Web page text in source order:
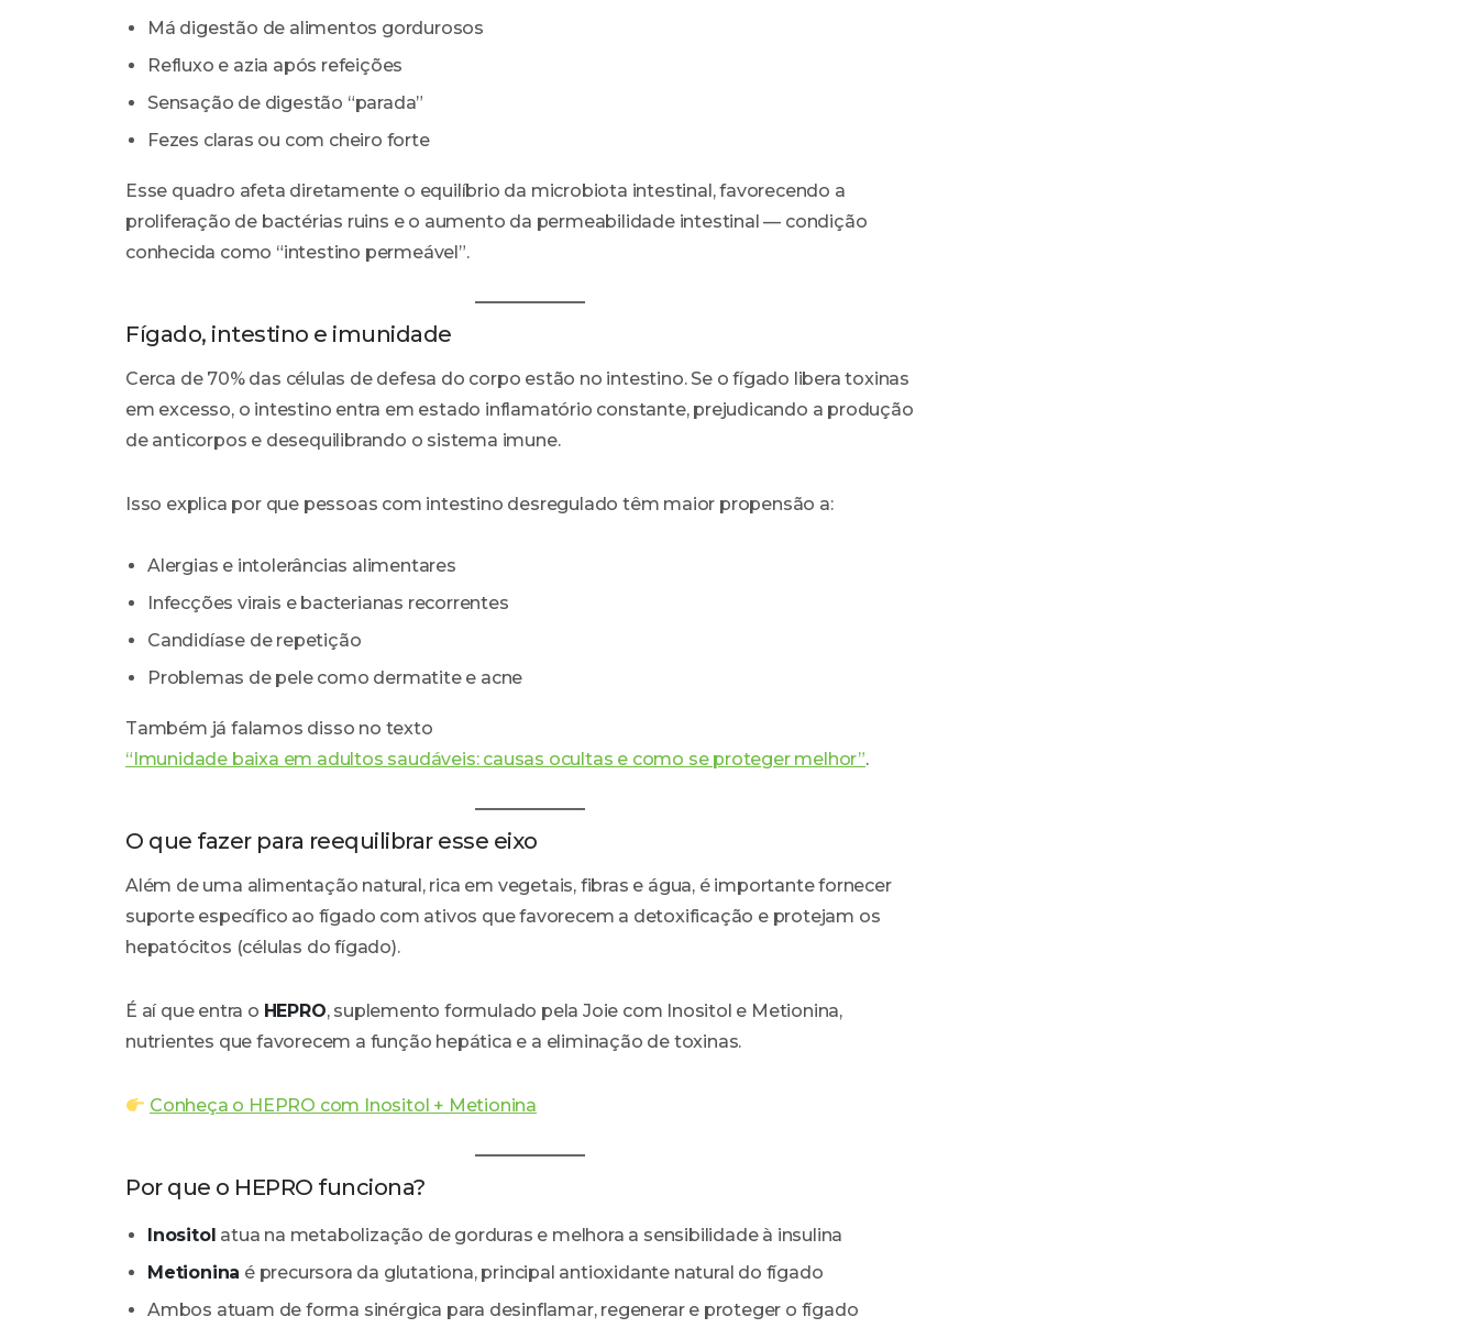
Má digestão de alimentos gordurosos
Refluxo e azia após refeições
Sensação de digestão “parada”
Fezes claras ou com cheiro forte
Esse quadro afeta diretamente o equilíbrio da microbiota intestinal, favorecendo a
proliferação de bactérias ruins e o aumento da permeabilidade intestinal — condição
conhecida como “intestino permeável”.
Fígado, intestino e imunidade
Cerca de 70% das células de defesa do corpo estão no intestino. Se o fígado libera toxinas
em excesso, o intestino entra em estado inflamatório constante, prejudicando a produção
de anticorpos e desequilibrando o sistema imune.
Isso explica por que pessoas com intestino desregulado têm maior propensão a:
Alergias e intolerâncias alimentares
Infecções virais e bacterianas recorrentes
Candidíase de repetição
Problemas de pele como dermatite e acne
Também já falamos disso no texto
“Imunidade baixa em adultos saudáveis: causas ocultas e como se proteger melhor”.
O que fazer para reequilibrar esse eixo
Além de uma alimentação natural, rica em vegetais, fibras e água, é importante fornecer
suporte específico ao fígado com ativos que favorecem a detoxificação e protejam os
hepatócitos (células do fígado).
É aí que entra o HEPRO, suplemento formulado pela Joie com Inositol e Metionina,
nutrientes que favorecem a função hepática e a eliminação de toxinas.
Conheça o HEPRO com Inositol + Metionina
Por que o HEPRO funciona?
Inositol atua na metabolização de gorduras e melhora a sensibilidade à insulina
Metionina é precursora da glutationa, principal antioxidante natural do fígado
Ambos atuam de forma sinérgica para desinflamar, regenerar e proteger o fígado